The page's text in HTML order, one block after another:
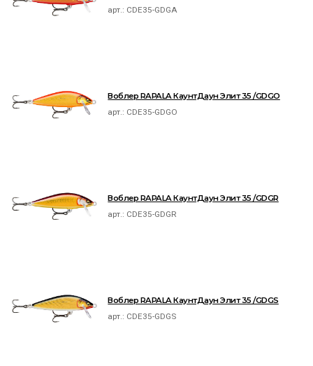
арт.: CDE35-GDGA
Воблер RAPALA КаунтДаун Элит 35 /GDGO
арт.: CDE35-GDGO
Воблер RAPALA КаунтДаун Элит 35 /GDGR
арт.: CDE35-GDGR
Воблер RAPALA КаунтДаун Элит 35 /GDGS
арт.: CDE35-GDGS